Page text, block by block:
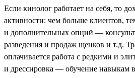
Если кинолог работает на себя, то
активности: чем больше клиентов,
и дополнительных опций —
разведения и продаж щенков и т.д.
оплачивается работа с редкими и
и дрессировка — обучение навыкам в